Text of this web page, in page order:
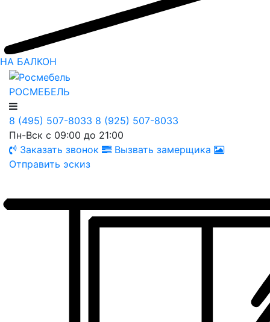
НА БАЛКОН
РОСМЕБЕЛЬ
8 (495) 507-8033 8 (925) 507-8033
Пн-Вск с 09:00 до 21:00
Заказать звонок
Вызвать замерщика
Отправить эскиз